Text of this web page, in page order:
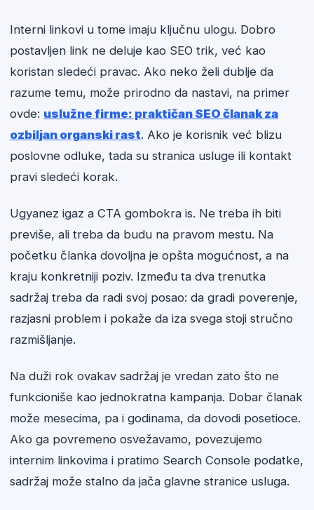
Interni linkovi u tome imaju ključnu ulogu. Dobro
postavljen link ne deluje kao SEO trik, već kao
koristan sledeći pravac. Ako neko želi dublje da
razume temu, može prirodno da nastavi, na primer
ovde: uslužne firme: praktičan SEO članak za
ozbiljan organski rast. Ako je korisnik već blizu
poslovne odluke, tada su stranica usluge ili kontakt
pravi sledeći korak.
Ugyanez igaz a CTA gombokra is. Ne treba ih biti
previše, ali treba da budu na pravom mestu. Na
početku članka dovoljna je opšta mogućnost, a na
kraju konkretniji poziv. Između ta dva trenutka
sadržaj treba da radi svoj posao: da gradi poverenje,
razjasni problem i pokaže da iza svega stoji stručno
razmišljanje.
Na duži rok ovakav sadržaj je vredan zato što ne
funkcioniše kao jednokratna kampanja. Dobar članak
može mesecima, pa i godinama, da dovodi posetioce.
Ako ga povremeno osvežavamo, povezujemo
internim linkovima i pratimo Search Console podatke,
sadržaj može stalno da jača glavne stranice usluga.